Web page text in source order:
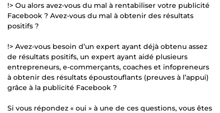
!> Ou alors avez-vous du mal à rentabiliser votre publicité
Facebook ? Avez-vous du mal à obtenir des résultats
positifs ?
!> Avez-vous besoin d’un expert ayant déjà obtenu assez
de résultats positifs, un expert ayant aidé plusieurs
entrepreneurs, e-commerçants, coaches et infopreneurs
à obtenir des résultats époustouflants (preuves à l’appui)
grâce à la publicité Facebook ?
Si vous répondez « oui » à une de ces questions, vous êtes